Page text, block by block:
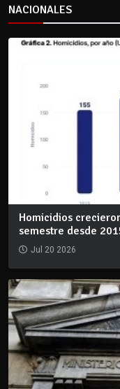
NACIONALES
Homicidios
semestre desde
Jul 20 2026